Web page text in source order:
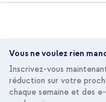
Vous ne voulez rien
Inscrivez-vous
réduction sur votre
chaque semaine et des